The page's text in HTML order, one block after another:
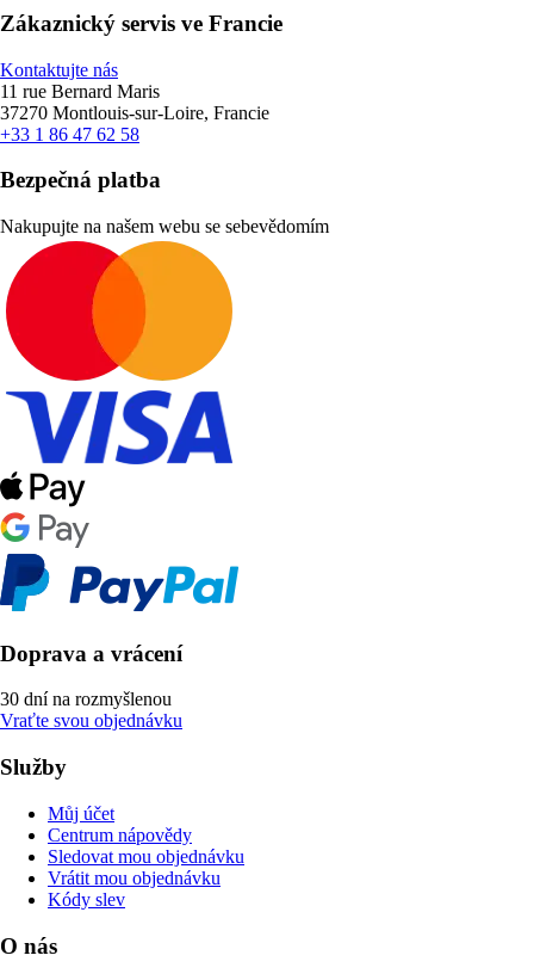
Zákaznický servis ve Francie
Kontaktujte nás
11 rue Bernard Maris
37270 Montlouis-sur-Loire, Francie
+33 1 86 47 62 58
Bezpečná platba
Nakupujte na našem webu se sebevědomím
Doprava a vrácení
30 dní na rozmyšlenou
Vraťte svou objednávku
Služby
Můj účet
Centrum nápovědy
Sledovat mou objednávku
Vrátit mou objednávku
Kódy slev
O nás